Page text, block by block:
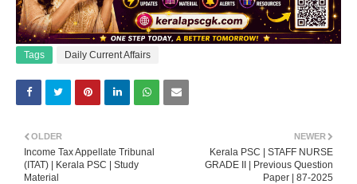
Tags Daily Current Affairs
NEWER
Kerala PSC | STAFF NURSE
GRADE II | Previous Question
Paper | 87-2025
OLDER
Income Tax Appellate Tribunal
(ITAT) | Kerala PSC | Study
Material